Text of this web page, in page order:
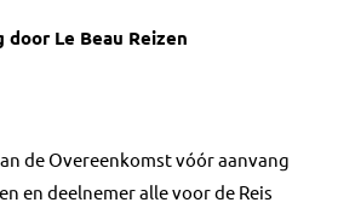
Le Beau Reizen
de Overeenkomst vóór aanvang
en deelnemer alle voor de Reis